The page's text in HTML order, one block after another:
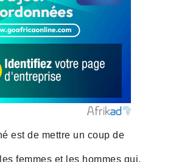
est de mettre un coup de
femmes et les hommes qui,